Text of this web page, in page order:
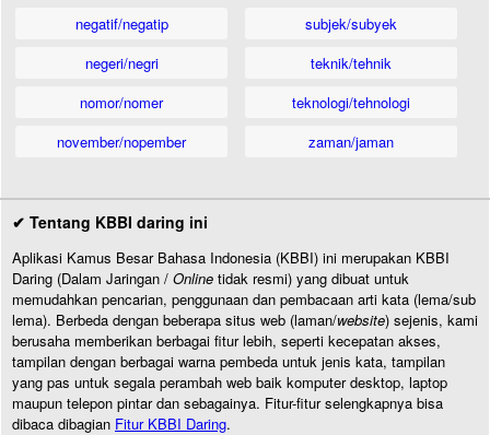
negatif/negatip
negeri/negri
nomor/nomer
november/nopember
subjek/subyek
teknik/tehnik
teknologi/tehnologi
zaman/jaman
✔ Tentang KBBI daring ini
Aplikasi Kamus Besar Bahasa Indonesia (KBBI) ini merupakan KBBI
Daring (Dalam Jaringan / Online tidak resmi) yang dibuat untuk
memudahkan pencarian, penggunaan dan pembacaan arti kata (lema/sub
lema). Berbeda dengan beberapa situs web (laman/website) sejenis, kami
berusaha memberikan berbagai fitur lebih, seperti kecepatan akses,
tampilan dengan berbagai warna pembeda untuk jenis kata, tampilan
yang pas untuk segala perambah web baik komputer desktop, laptop
maupun telepon pintar dan sebagainya. Fitur-fitur selengkapnya bisa
dibaca dibagian Fitur KBBI Daring.